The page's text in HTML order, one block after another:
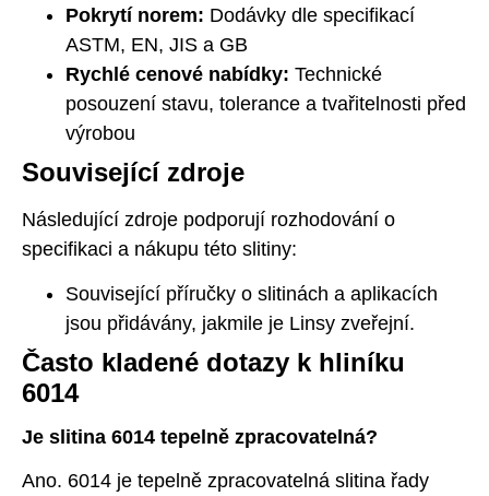
Pokrytí norem: Dodávky dle specifikací
ASTM, EN, JIS a GB
Rychlé cenové nabídky: Technické
posouzení stavu, tolerance a tvařitelnosti před
výrobou
Související zdroje
Následující zdroje podporují rozhodování o
specifikaci a nákupu této slitiny:
Související příručky o slitinách a aplikacích
jsou přidávány, jakmile je Linsy zveřejní.
Často kladené dotazy k hliníku
6014
Je slitina 6014 tepelně zpracovatelná?
Ano. 6014 je tepelně zpracovatelná slitina řady